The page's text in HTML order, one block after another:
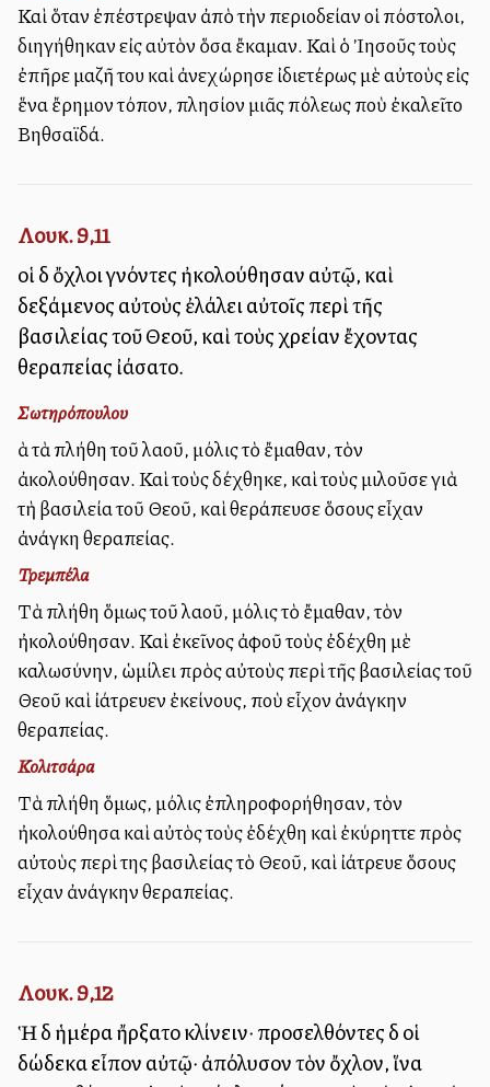
Καὶ ὅταν ἐπέστρεψαν ἀπὸ τὴν περιοδείαν οἱ Ἀπόστολοι,
διηγήθηκαν εἰς αὐτὸν ὅσα ἔκαμαν. Καὶ ὁ Ἰησοῦς τοὺς
ἐπῆρε μαζῆ του καὶ ἀνεχώρησε ἰδιετέρως μὲ αὐτοὺς εἰς
ἕνα ἔρημον τόπον, πλησίον μιᾶς πόλεως ποὺ ἐκαλεῖτο
Βηθσαϊδά.
Λουκ. 9,11
οἱ δὲ ὄχλοι γνόντες ἠκολούθησαν αὐτῷ, καὶ
δεξάμενος αὐτοὺς ἐλάλει αὐτοῖς περὶ τῆς
βασιλείας τοῦ Θεοῦ, καὶ τοὺς χρείαν ἔχοντας
θεραπείας ἰάσατο.
Σωτηρόπουλου
Ἀλλὰ τὰ πλήθη τοῦ λαοῦ, μόλις τὸ ἔμαθαν, τὸν
ἀκολούθησαν. Καὶ τοὺς δέχθηκε, καὶ τοὺς μιλοῦσε γιὰ
τὴ βασιλεία τοῦ Θεοῦ, καὶ θεράπευσε ὅσους εἶχαν
ἀνάγκη θεραπείας.
Τρεμπέλα
Τὰ πλήθη ὅμως τοῦ λαοῦ, μόλις τὸ ἔμαθαν, τὸν
ἠκολούθησαν. Καὶ ἐκεῖνος ἀφοῦ τοὺς ἐδέχθη μὲ
καλωσύνην, ὡμίλει πρὸς αὐτοὺς περὶ τῆς βασιλείας τοῦ
Θεοῦ καὶ ἰάτρευεν ἐκείνους, ποὺ εἶχον ἀνάγκην
θεραπείας.
Κολιτσάρα
Τὰ πλήθη ὅμως, μόλις ἐπληροφορήθησαν, τὸν
ἠκολούθησα καὶ αὐτὸς τοὺς ἐδέχθη καὶ ἐκύρηττε πρὸς
αὐτοὺς περὶ της βασιλείας τὸ Θεοῦ, καὶ ἰάτρευε ὅσους
εἶχαν ἀνάγκην θεραπείας.
Λουκ. 9,12
Ἡ δὲ ἡμέρα ἤρξατο κλίνειν· προσελθόντες δὲ οἱ
δώδεκα εἶπον αὐτῷ· ἀπόλυσον τὸν ὄχλον, ἵνα